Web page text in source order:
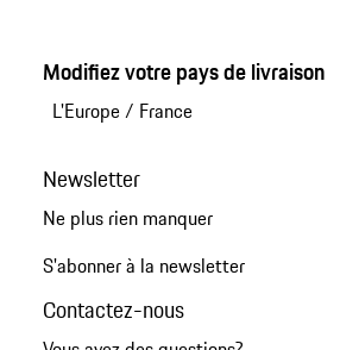
Modifiez votre pays de livraison
L'Europe/ France
Newsletter
Ne plus rien manquer
S'abonner à la newsletter
Contactez-nous